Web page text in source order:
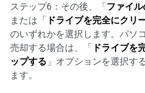
ステップ6：その後、「 ファイ
または「 ドライブを完全にクリ
のいずれかを選択します。パソ
売却する場合は、「 ドライブを
ップする 」オプションを選択す
ます。